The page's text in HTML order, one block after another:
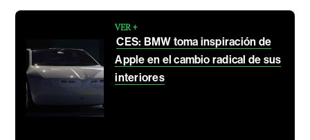
VER +
CES: BMW toma inspiración de
Apple en el cambio radical de sus
interiores